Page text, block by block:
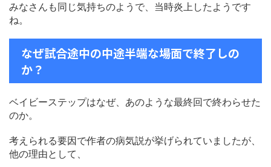
みなさんも同じ気持ちのようで、当時炎上したようです
ね。
なぜ試合途中の中途半端な場面で終了しの
か？
ベイビーステップはなぜ、あのような最終回で終わらせた
のか。
考えられる要因で作者の病気説が挙げられていましたが、
他の理由として、